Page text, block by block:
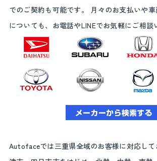
でのご契約も可能です。 月々のお支払いや
についても、お電話やLINEでお気軽にご相談
Autofaceでは三重県全域のお客様に対応して